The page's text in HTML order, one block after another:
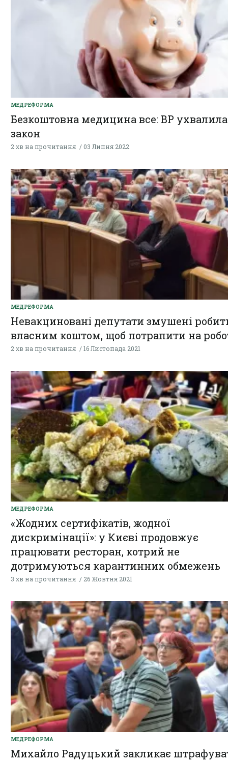
МЕДРЕФОРМА
Безкоштовна медицина все: ВР ухвалила
закон
2 хв на прочитання 03 Липня 2022
МЕДРЕФОРМА
Невакциновані депутати змушені
власним коштом, щоб потрапити на
2 хв на прочитання 16 Листопада 2021
МЕДРЕФОРМА
«Жодних сертифікатів, жодної
дискримінації»: у Києві продовжує
працювати ресторан, котрий не
дотримуються карантинних обмежень
3 хв на прочитання 26 Жовтня 2021
МЕДРЕФОРМА
Михайло Радуцький закликає